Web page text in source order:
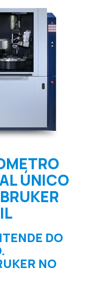
ÚNICO
DO
NO